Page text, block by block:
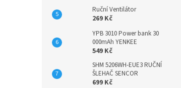
Ruční Ventilátor
269 Kč
YPB 3010 Power bank 30
000mAh YENKEE
549 Kč
SHM 5206WH-EUE3 RUČNÍ
ŠLEHAČ SENCOR
699 Kč